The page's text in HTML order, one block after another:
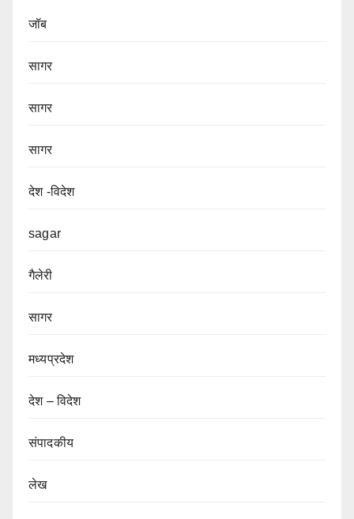
जॉब
सागर
सागर
सागर
देश -विदेश
sagar
गैलेरी
सागर
मध्यप्रदेश
देश – विदेश
संपादकीय
लेख